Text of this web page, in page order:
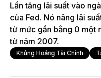
Lần tăng lãi suất vào
của Fed. Nó nâng lãi
từ mức gần bằng 0 một
từ năm 2007.
Khủng Hoảng Tài Chính